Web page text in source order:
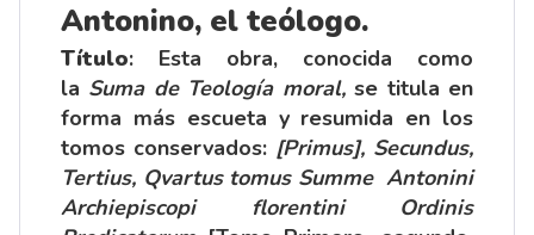
Antonino, el teólogo.
Título: Esta obra, conocida como
la Suma de Teología moral,se titula en
forma más escueta y resumida en los
tomos conservados: [Primus], Secundus,
Tertius, Qvartus tomus Summe Antonini
Archiepiscopi florentini Ordinis